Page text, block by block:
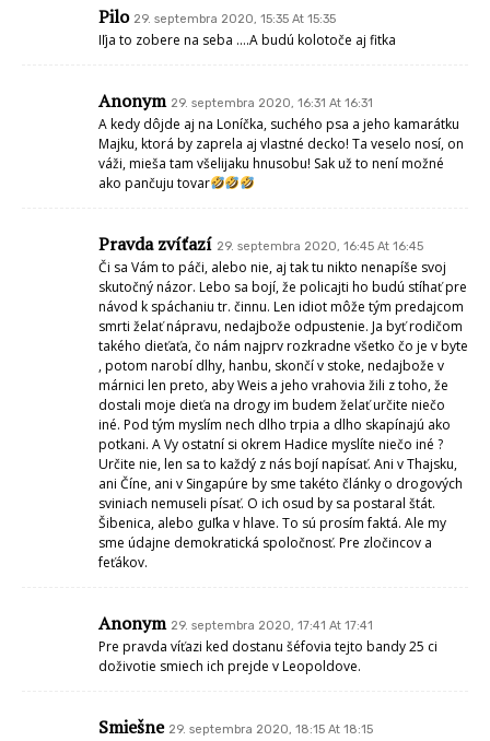
Pilo 29. septembra 2020, 15:35 At 15:35
Iľja to zobere na seba ….A budú kolotoče aj fitka
Anonym 29. septembra 2020, 16:31 At 16:31
A kedy dôjde aj na Loníčka, suchého psa a jeho kamarátku
Majku, ktorá by zaprela aj vlastné decko! Ta veselo nosí, on
váži, mieša tam všelijaku hnusobu! Sak už to není možné
ako pančuju tovar
Pravda zvíťazí 29. septembra 2020, 16:45 At 16:45
Či sa Vám to páči, alebo nie, aj tak tu nikto nenapíše svoj
skutočný názor. Lebo sa bojí, že policajti ho budú stíhať pre
návod k spáchaniu tr. činnu. Len idiot môže tým predajcom
smrti želať nápravu, nedajbože odpustenie. Ja byť rodičom
takého dieťaťa, čo nám najprv rozkradne všetko čo je v byte
, potom narobí dlhy, hanbu, skončí v stoke, nedajbože v
márnici len preto, aby Weis a jeho vrahovia žili z toho, že
dostali moje dieťa na drogy im budem želať určite niečo
iné. Pod tým myslím nech dlho trpia a dlho skapínajú ako
potkani. A Vy ostatní si okrem Hadice myslíte niečo iné ?
Určite nie, len sa to každý z nás bojí napísať. Ani v Thajsku,
ani Číne, ani v Singapúre by sme takéto články o drogových
sviniach nemuseli písať. O ich osud by sa postaral štát.
Šibenica, alebo guľka v hlave. To sú prosím faktá. Ale my
sme údajne demokratická spoločnosť. Pre zločincov a
feťákov.
Anonym 29. septembra 2020, 17:41 At 17:41
Pre pravda víťazi ked dostanu šéfovia tejto bandy 25 ci
doživotie smiech ich prejde v Leopoldove.
Smiešne 29. septembra 2020, 18:15 At 18:15